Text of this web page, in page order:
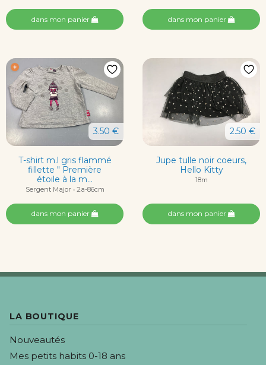
dans mon panier dans mon panier
3.50 €
T-shirt m.l gris flammé
fillette " Première
étoile à la m...
Sergent Major • 2a-86cm
dans mon panier
2.50 €
Jupe tulle noir coeurs,
Hello Kitty
18m
dans mon panier
LA BOUTIQUE
Nouveautés
Mes petits habits 0-18 ans